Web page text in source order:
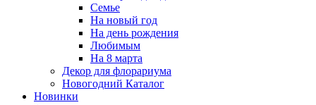
Семье
На новый год
На день рождения
Любимым
На 8 марта
Декор для флорариума
Новогодний Каталог
Новинки